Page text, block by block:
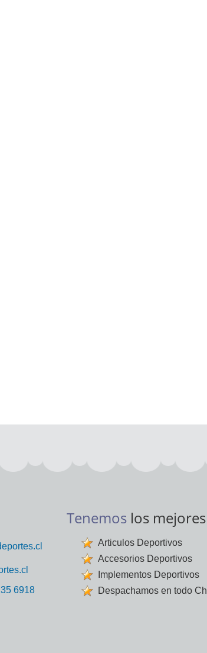
6918
Tenemos los mejores
Articulos Deportivos
Accesorios Deportivos
Implementos Deportivos
Despachamos en todo